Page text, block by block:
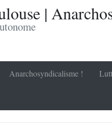
|
Anarchosyndicalisme !